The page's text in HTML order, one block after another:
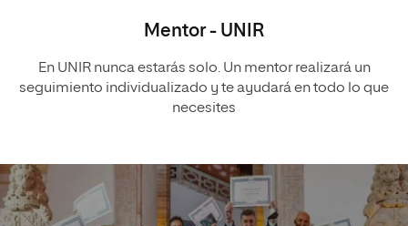
Mentor - UNIR
En UNIR nunca estarás solo. Un mentor realizará un
seguimiento individualizado y te ayudará en todo lo que
necesites